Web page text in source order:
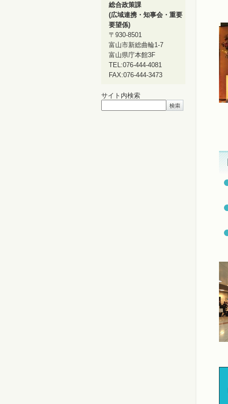
総合政策課
(広域連携・知事会・重要
要望係)
〒930-8501
富山市新総曲輪1-7
富山県庁本館3F
TEL:076-444-4081
FAX:076-444-3473
サイト内検索